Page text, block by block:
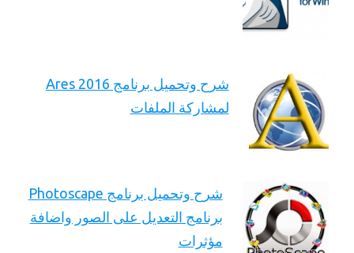
شرح وتحميل برنامج Ares 2016
لمشاركة الملفات
شرح وتحميل برنامج Photoscape
برنامج التعديل على الصور واضافة
مؤثرات